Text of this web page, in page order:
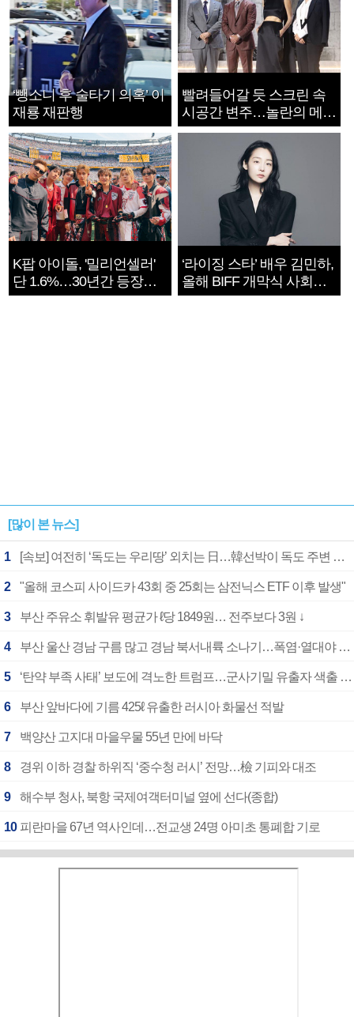
‘뺑소니 후 술타기 의혹’ 이
재룡 재판행
빨려들어갈 듯 스크린 속
시공간 변주…놀란의 메시
지는 ‘전쟁 속죄’
K팝 아이돌, '밀리언셀러'
단 1.6%…30년간 등장
1182개팀 전수조사
‘라이징 스타’ 배우 김민하,
올해 BIFF 개막식 사회자
확정
[많이 본 뉴스]
1 [속보] 여전히 ‘독도는 우리땅’ 외치는 日…韓선박이 독도 주변 해양조사 활동하자 반발
2 "올해 코스피 사이드카 43회 중 25회는 삼전닉스 ETF 이후 발생"
3 부산 주유소 휘발유 평균가 ℓ당 1849원… 전주보다 3원 ↓
4 부산 울산 경남 구름 많고 경남 북서내륙 소나기…폭염·열대야 계속
5 ‘탄약 부족 사태’ 보도에 격노한 트럼프…군사기밀 유출자 색출 지시
6 부산 앞바다에 기름 425ℓ 유출한 러시아 화물선 적발
7 백양산 고지대 마을우물 55년 만에 바닥
8 경위 이하 경찰 하위직 ‘중수청 러시’ 전망…檢 기피와 대조
9 해수부 청사, 북항 국제여객터미널 옆에 선다(종합)
10 피란마을 67년 역사인데…전교생 24명 아미초 통폐합 기로